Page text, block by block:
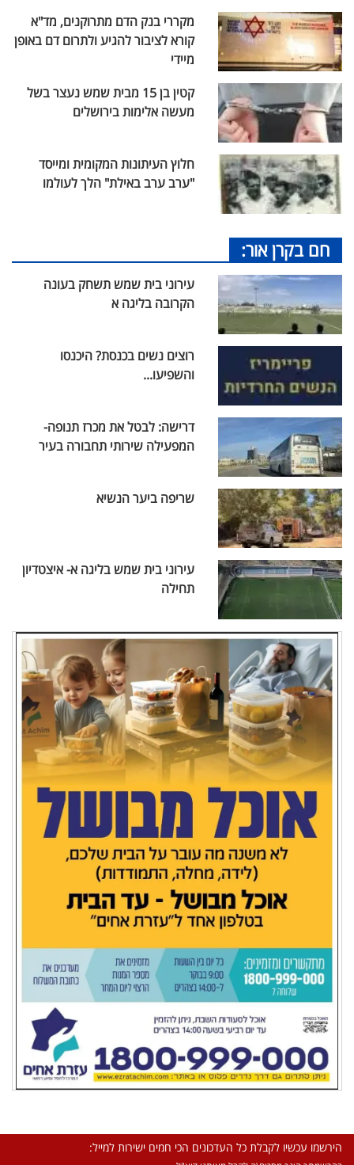
מקררי בנק הדם מתרוקנים, מד"א
קורא לציבור להגיע ולתרום דם באופן
מיידי
קטין בן 15 מבית שמש נעצר בשל
מעשה אלימות בירושלים
חלוץ העיתונות המקומית ומייסד
"ערב ערב באילת" הלך לעולמו
חם בקרן אור:
עירוני בית שמש תשחק בעונה
הקרובה בליגה א
רוצים נשים בכנסת? היכנסו
והשפיעו...
דרישה: לבטל את מכרז תנופה-
המפעילה שירותי תחבורה בעיר
שריפה ביער הנשיא
עירוני בית שמש בליגה א- איצטדיון
תחילה
הירשמו עכשיו לקבלת כל העדכונים הכי חמים ישירות למייל: